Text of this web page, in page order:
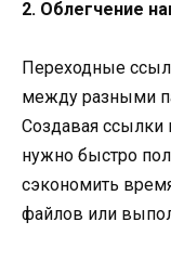
2. Облегчение
Переходные
между разными
Создавая ссылки
нужно быстро
сэкономить
файлов или